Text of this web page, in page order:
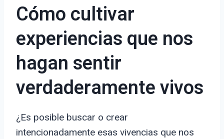
Cómo cultivar
experiencias que nos
hagan sentir
verdaderamente vivos
¿Es posible buscar o crear
intencionadamente esas vivencias que nos